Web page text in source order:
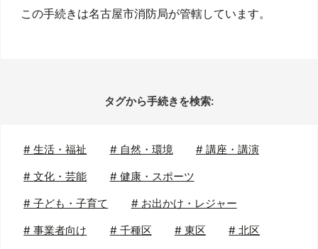
この手続きは名古屋市消防局が管轄しています。
タグから手続きを検索:
#生活・福祉 # 自然・環境 # 講座・講演
#文化・芸能 # 健康・スポーツ
#子ども・子育て # お出かけ・レジャー
#事業者向け # 千種区 # 東区 #北区